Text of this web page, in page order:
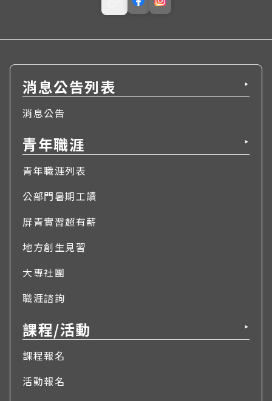
消息公告列表 ▶
消息公告
青年職涯 ▶
青年職涯列表
公部門暑期工讀
屏青實習超有薪
地方創生見習
大專社團
職涯諮詢
課程/活動 ▶
課程報名
活動報名